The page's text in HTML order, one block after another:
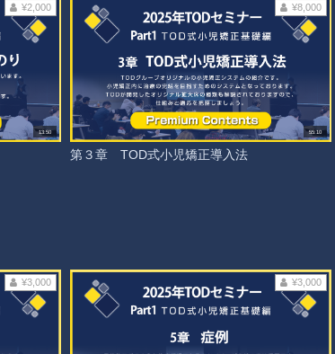
13:50
¥2,000
55:10
第３章 TOD式小児矯正導入法
¥8,000
¥3,000 ¥3,000